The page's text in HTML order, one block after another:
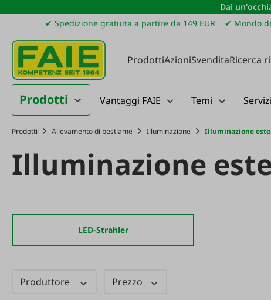
al contenuto principale
Salta alla ricerca
Passa alla navigazione principale
Dai
✔ Spedizione gratuita a partire da 149 EUR
✔ Mondo
ProdottiAzioniSvenditaRicerca
Prodotti Vantaggi FAIE Temi
Prodotti Allevamento di bestiame Illuminazione Illuminazione
Illuminazione
LED-Strahler
Produttore Prezzo